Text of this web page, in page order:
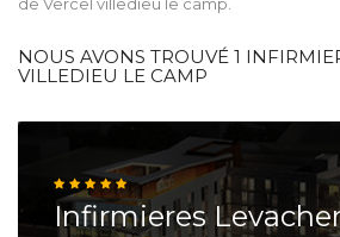
NOUS AVONS TROUVÉ 1
VILLEDIEU LE CAMP
Infirmieres